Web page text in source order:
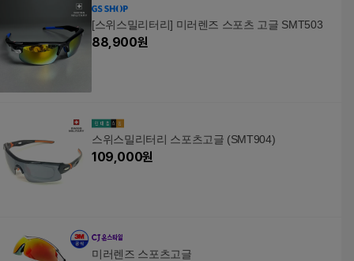
[스위스밀리터리] 미러렌즈 스포츠 고글 SMT503
88,900원
스위스밀리터리 스포츠고글 (SMT904)
109,000원
미러렌즈 스포츠고글